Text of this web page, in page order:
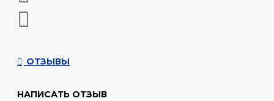
ОТЗЫВЫ
НАПИСАТЬ ОТЗЫВ